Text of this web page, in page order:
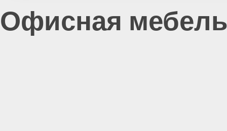
Офисная мебель